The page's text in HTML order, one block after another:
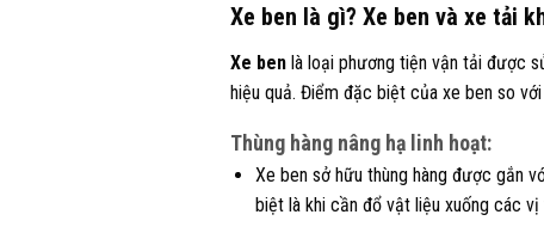
Xe ben là gì? Xe ben và xe tải
Xe ben là loại phương tiện vận tải được
hiệu quả. Điểm đặc biệt của xe ben so
Thùng hàng nâng hạ linh hoạt:
Xe ben sở hữu thùng hàng được gắn
biệt là khi cần đổ vật liệu xuống các